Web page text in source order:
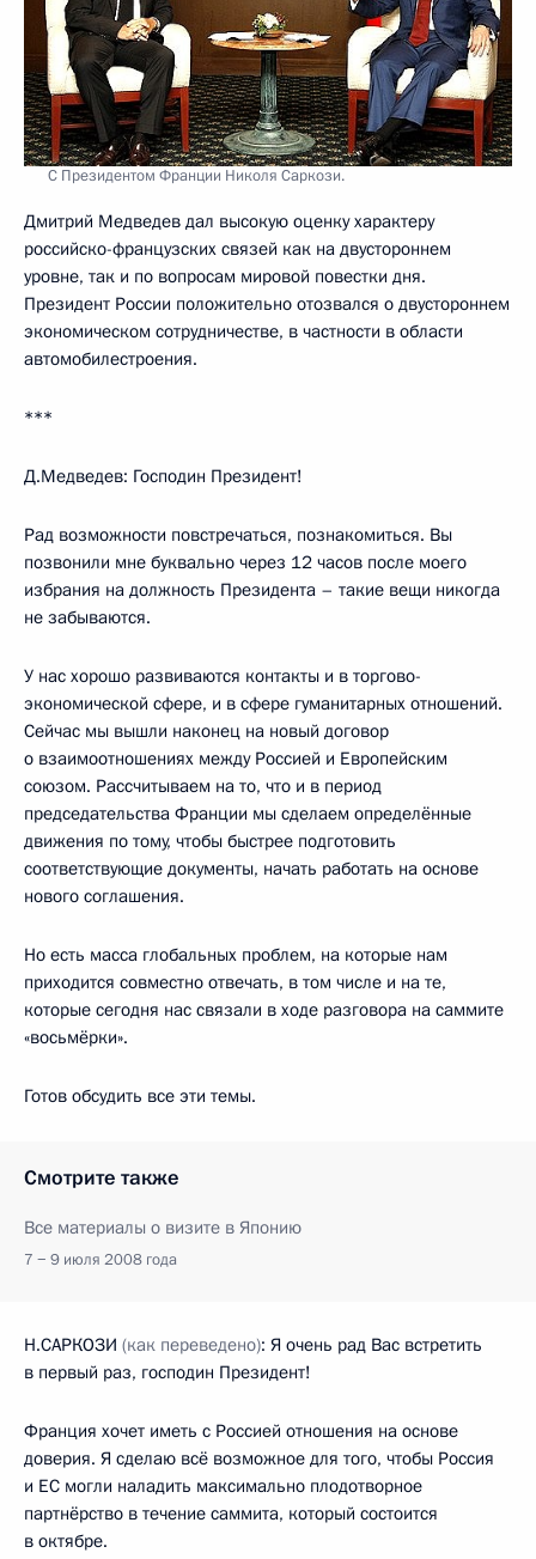
С Президентом Франции Николя Саркози.
Дмитрий Медведев дал высокую оценку характеру
российско-французских связей как на двустороннем
уровне, так и по вопросам мировой повестки дня.
Президент России положительно отозвался о двустороннем
экономическом сотрудничестве, в частности в области
автомобилестроения.
***
Д.Медведев: Господин Президент!
Рад возможности повстречаться, познакомиться. Вы
позвонили мне буквально через 12 часов после моего
избрания на должность Президента – такие вещи никогда
не забываются.
У нас хорошо развиваются контакты и в торгово-
экономической сфере, и в сфере гуманитарных отношений.
Сейчас мы вышли наконец на новый договор
о взаимоотношениях между Россией и Европейским
союзом. Рассчитываем на то, что и в период
председательства Франции мы сделаем определённые
движения по тому, чтобы быстрее подготовить
соответствующие документы, начать работать на основе
нового соглашения.
Но есть масса глобальных проблем, на которые нам
приходится совместно отвечать, в том числе и на те,
которые сегодня нас связали в ходе разговора на саммите
«восьмёрки».
Готов обсудить все эти темы.
Смотрите также
Все материалы о визите в Японию
7 − 9 июля 2008 года
Н.САРКОЗИ (как переведено): Я очень рад Вас встретить
в первый раз, господин Президент!
Франция хочет иметь с Россией отношения на основе
доверия. Я сделаю всё возможное для того, чтобы Россия
и ЕС могли наладить максимально плодотворное
партнёрство в течение саммита, который состоится
в октябре.